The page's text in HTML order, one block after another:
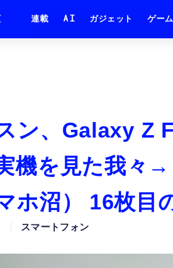
連載 AI ガジェット ゲーム
ン、Galaxy Z
機を見た我々
ホ沼） 16枚目
スマートフォン